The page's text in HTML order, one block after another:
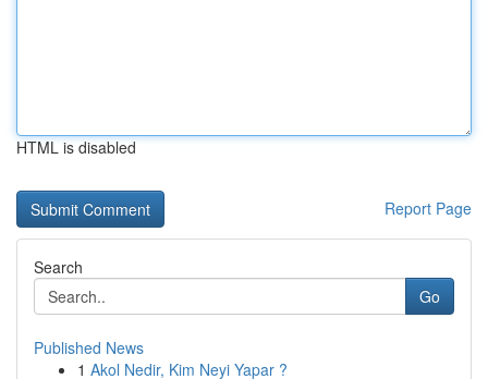
HTML is disabled
Report Page
Search
Go
Published News
1 Akol Nedir, Kim Neyi Yapar ?